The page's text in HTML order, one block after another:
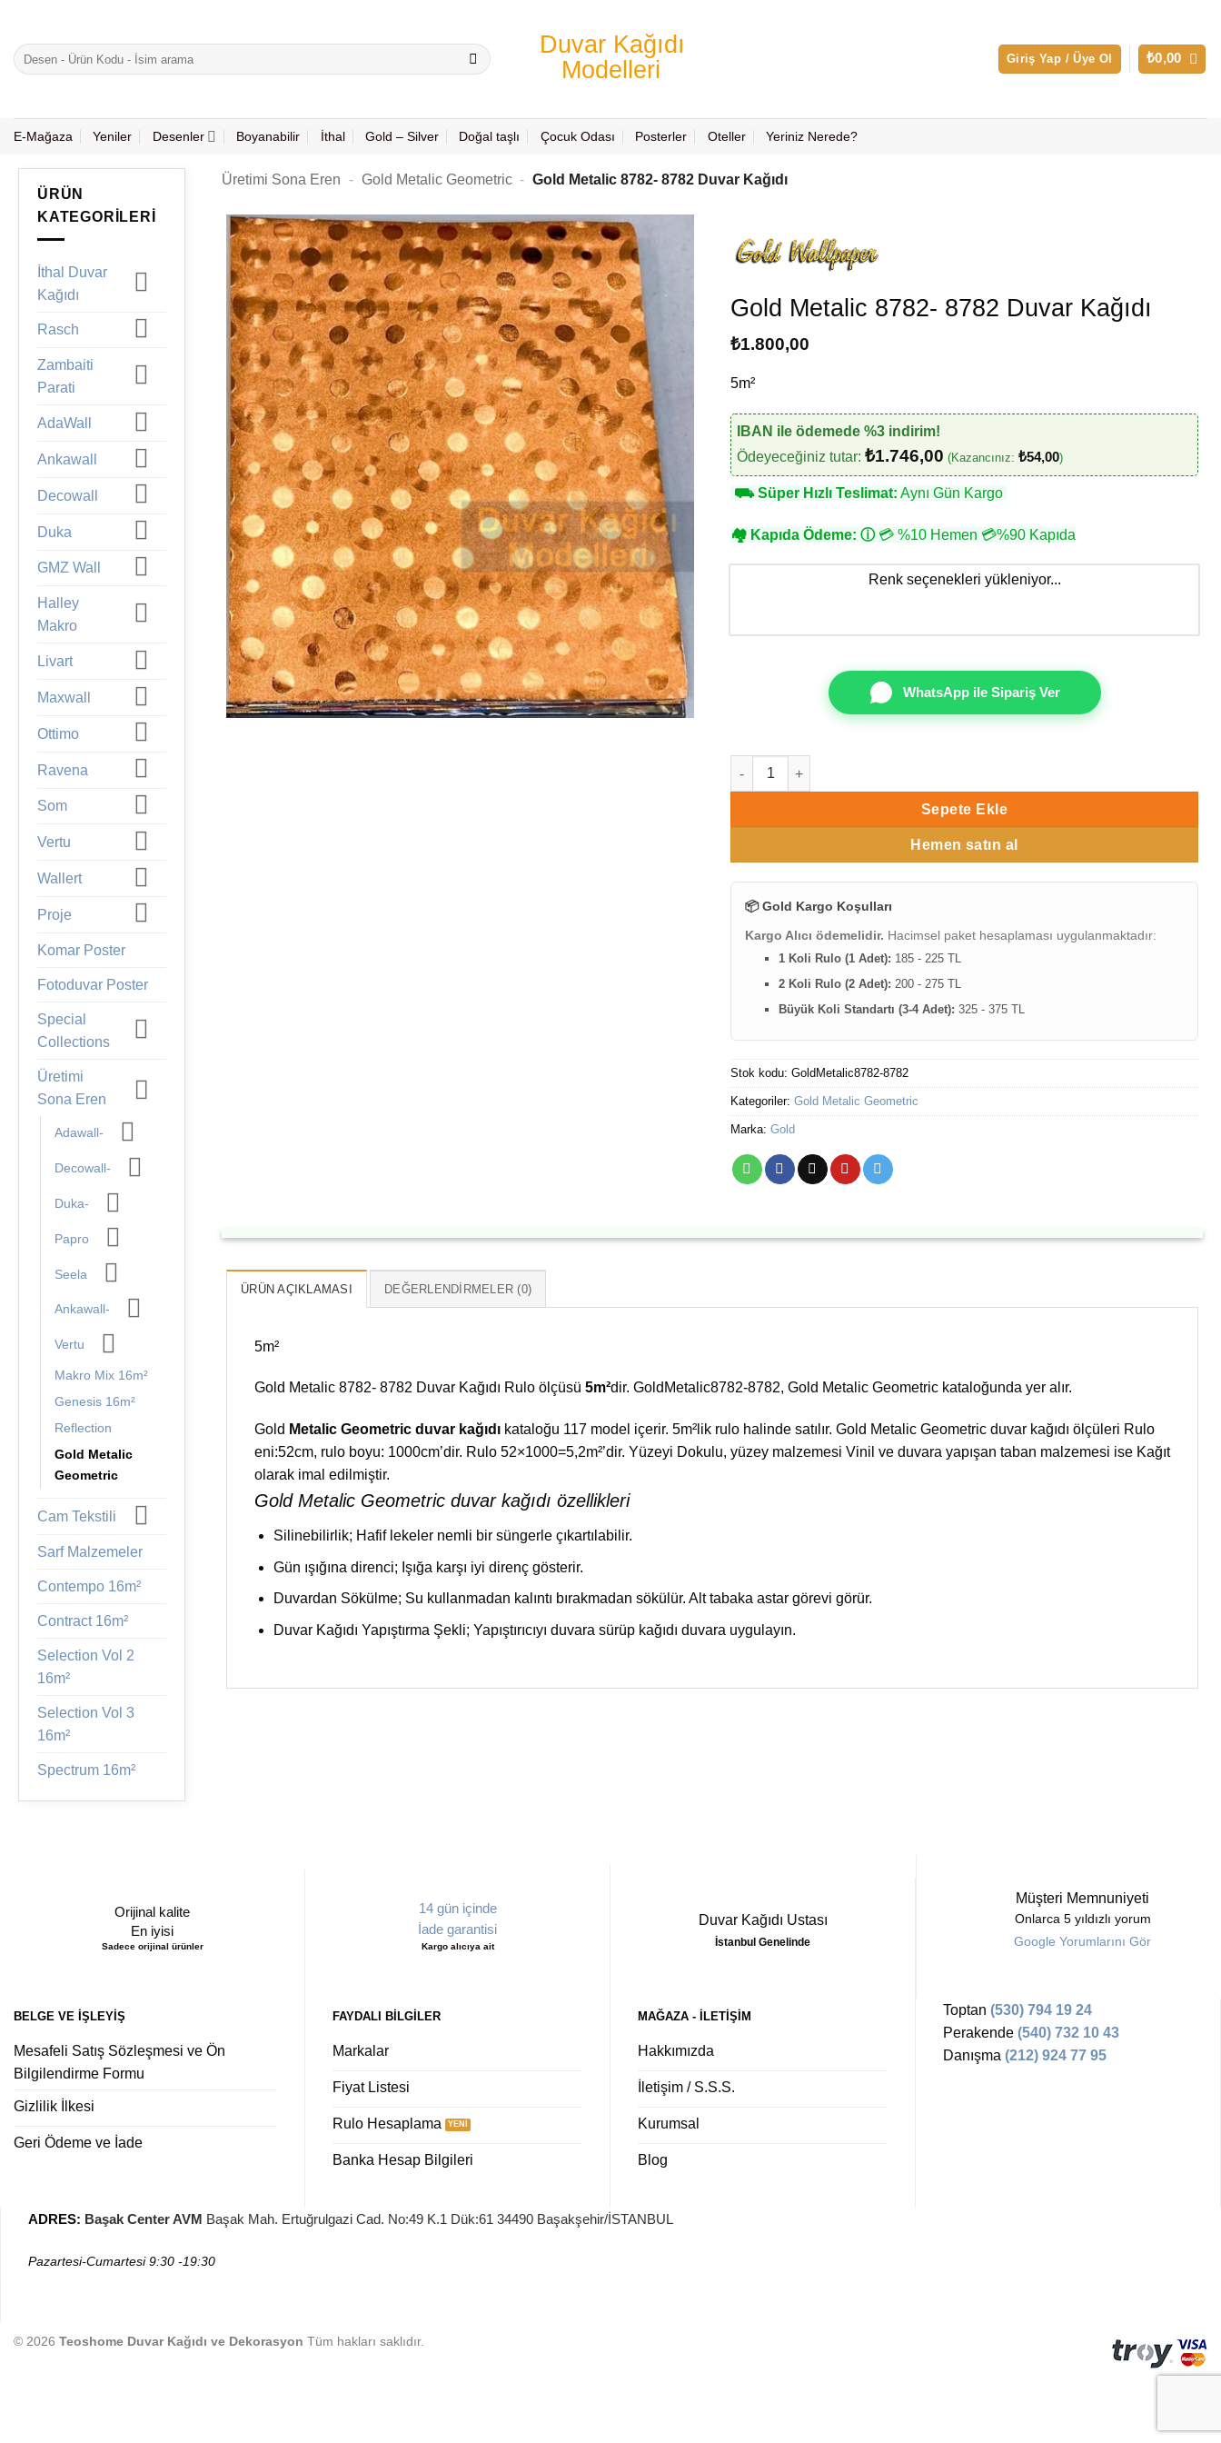
Ara:
Giriş Yap / Üye Ol ₺0,00
E-Mağaza Yeniler Desenler Boyanabilir İthal Gold – Silver Doğal taşlı Çocuk Odası Posterler Oteller Yeriniz Nerede?
ÜRÜN
KATEGORILERI
İthal Duvar
Kağıdı
Rasch
Zambaiti
Parati
AdaWall
Ankawall
Decowall
Duka
GMZ Wall
Halley
Makro
Livart
Maxwall
Ottimo
Ravena
Som
Vertu
Wallert
Proje
Komar Poster
Fotoduvar Poster
Special
Collections
Üretimi
Sona Eren
Adawall-
Decowall-
Duka-
Papro
Seela
Ankawall-
Vertu
Makro Mix 16m²
Genesis 16m²
Reflection
Gold Metalic
Geometric
Cam Tekstili
Sarf Malzemeler
Contempo 16m²
Contract 16m²
Selection Vol 2
16m²
Selection Vol 3
16m²
Spectrum 16m²
Üretimi Sona Eren - Gold Metalic Geometric - Gold Metalic 8782- 8782 Duvar Kağıdı
Gold Metalic 8782- 8782 Duvar Kağıdı
₺1.800,00
5m²
IBAN ile ödemede %3 indirim!
Ödeyeceğiniz tutar: ₺1.746,00 (Kazancınız: ₺54,00)
⛟Süper Hızlı Teslimat: Aynı Gün Kargo
🏘 Kapıda Ödeme: ⓘ💳 %10 Hemen 💳%90 Kapıda
Renk seçenekleri yükleniyor...
WhatsApp ile Sipariş Ver
Gold Metalic 8782- 8782 Duvar Kağıdı adet
Sepete Ekle
Hemen satın al
📦 Gold Kargo Koşulları
Kargo Alıcı ödemelidir. Hacimsel paket hesaplaması uygulanmaktadır:
1 Koli Rulo (1 Adet): 185 - 225 TL
2 Koli Rulo (2 Adet): 200 - 275 TL
Büyük Koli Standartı (3-4 Adet): 325 - 375 TL
Stok kodu: GoldMetalic8782-8782
Kategoriler: Gold Metalic Geometric
Marka: Gold
ÜRÜN AÇIKLAMASI DEĞERLENDIRMELER (0)
5m²
Gold Metalic 8782- 8782 Duvar Kağıdı Rulo ölçüsü 5m²dir. GoldMetalic8782-8782, Gold Metalic Geometric kataloğunda yer alır.
Gold Metalic Geometric duvar kağıdı kataloğu 117 model içerir. 5m²lik rulo halinde satılır. Gold Metalic Geometric duvar kağıdı ölçüleri Rulo
eni:52cm, rulo boyu: 1000cm’dir. Rulo 52×1000=5,2m²’dir. Yüzeyi Dokulu, yüzey malzemesi Vinil ve duvara yapışan taban malzemesi ise Kağıt
olarak imal edilmiştir.
Gold Metalic Geometric duvar kağıdı özellikleri
Silinebilirlik; Hafif lekeler nemli bir süngerle çıkartılabilir.
Gün ışığına direnci; Işığa karşı iyi direnç gösterir.
Duvardan Sökülme; Su kullanmadan kalıntı bırakmadan sökülür. Alt tabaka astar görevi görür.
Duvar Kağıdı Yapıştırma Şekli; Yapıştırıcıyı duvara sürüp kağıdı duvara uygulayın.
Orijinal kalite
En iyisi
Sadece orijinal ürünler
14 gün içinde
İade garantisi
Kargo alıcıya ait
Duvar Kağıdı Ustası
İstanbul Genelinde
Müşteri Memnuniyeti
Onlarca 5 yıldızlı yorum
Google Yorumlarını Gör
BELGE VE İŞLEYIŞ
Mesafeli Satış Sözleşmesi ve Ön
Bilgilendirme Formu
Gizlilik İlkesi
Geri Ödeme ve İade
FAYDALI BILGILER
Markalar
Fiyat Listesi
Rulo Hesaplama
Banka Hesap Bilgileri
MAĞAZA - ILETIŞIM
Hakkımızda
İletişim / S.S.S.
Kurumsal
Blog
Toptan (530) 794 19 24
Perakende (540) 732 10 43
Danışma (212) 924 77 95
ADRES: Başak Center AVM Başak Mah. Ertuğrulgazi Cad. No:49 K.1 Dük:61 34490 Başakşehir/İSTANBUL
Pazartesi-Cumartesi9:30 -19:30
© 2026 Teoshome Duvar Kağıdı ve Dekorasyon Tüm hakları saklıdır.